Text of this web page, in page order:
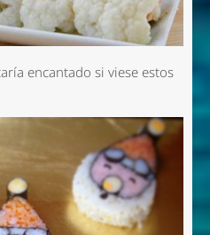
encantado si viese estos